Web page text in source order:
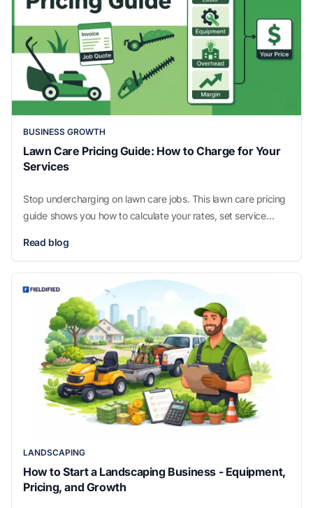
BUSINESS GROWTH
Lawn Care Pricing Guide: How to Charge for Your
Services
Stop undercharging on lawn care jobs. This lawn care pricing
guide shows you how to calculate your rates, set service
Read blog
LANDSCAPING
How to Start a Landscaping Business - Equipment,
Pricing, and Growth